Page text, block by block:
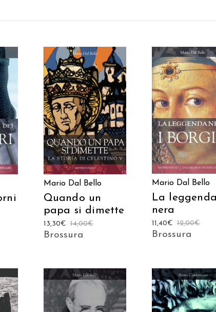
AGGIUNGI AL
CARRELLO
Mario Dal Bello
Quando un
papa si dimette
14,00€
13,30€
Brossura
AGGIUNGI AL
CARRELLO
Mario Dal Bello
La
nera
12,00€
11,40€
Brossura